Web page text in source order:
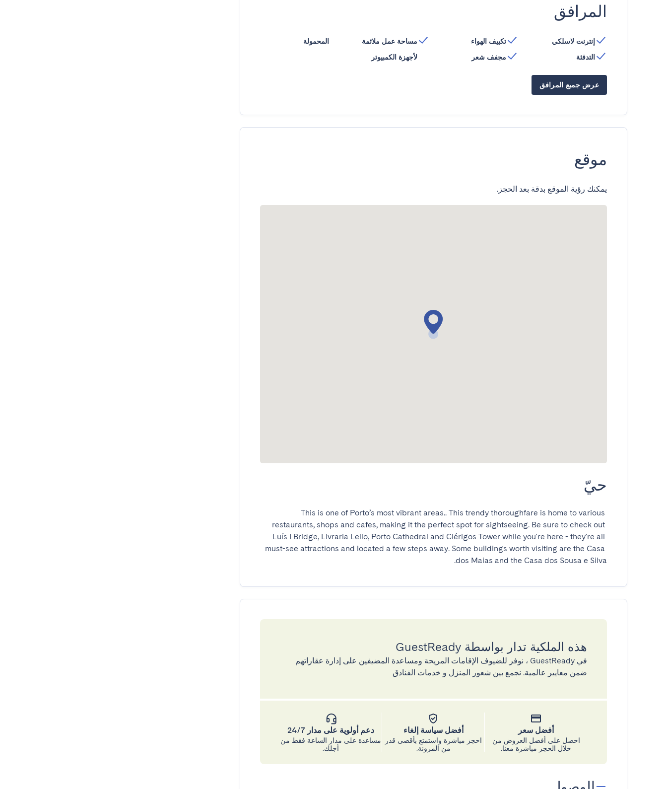
المرافق
إنترنت لاسلكي
التدفئة
تكييف الهواء
مجفف شعر
مساحة عمل ملائمة
لأجهزة الكمبيوتر
المحمولة
عرض جميع المرافق
موقع
يمكنك رؤية الموقع بدقة بعد الحجز.
حيّ
This is one of Porto’s most vibrant areas.. This trendy thoroughfare is home to various
restaurants, shops and cafes, making it the perfect spot for sightseeing. Be sure to check out
Luís I Bridge, Livraria Lello, Porto Cathedral and Clérigos Tower while you're here - they're all
must-see attractions and located a few steps away. Some buildings worth visiting are the Casa
dos Maias and the Casa dos Sousa e Silva.
هذه الملكية تدار بواسطة GuestReady
في GuestReady ، نوفر للضيوف الإقامات المريحة ومساعدة المضيفين على إدارة عقاراتهم
ضمن معايير عالمية. نجمع بين شعور المنزل و خدمات الفنادق
أفضل سعر
احصل على أفضل العروض من
خلال الحجز مباشرة معنا.
أفضل سياسة إلغاء
احجز مباشرة واستمتع بأقصى قدر
من المرونة.
دعم أولوية على مدار 24/7
مساعدة على مدار الساعة فقط من
أجلك.